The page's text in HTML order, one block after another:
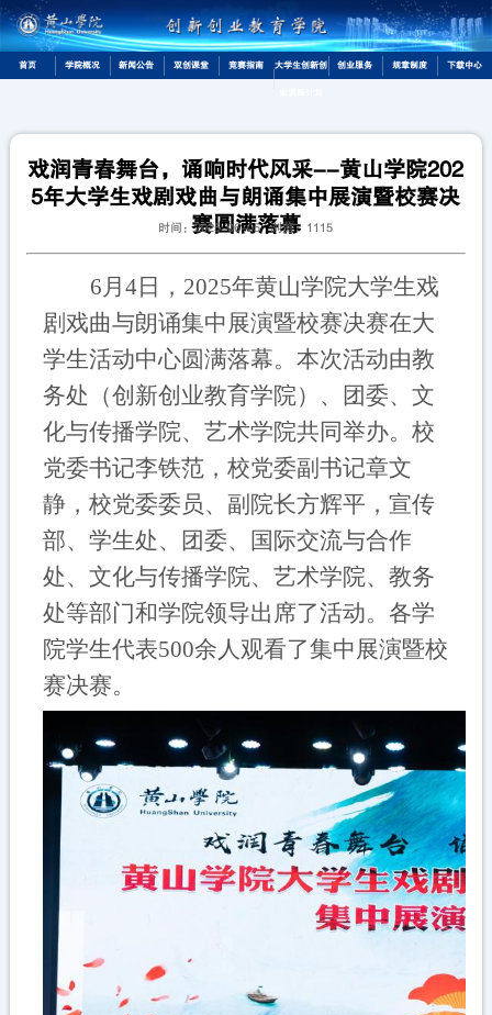
首页 学院概况 新闻公告 双创课堂 竞赛指南 大学生创新创 创业服务 规章制度 下载中心
戏润青春舞台，诵响时代风采--黄山学院202
5年大学生戏剧戏曲与朗诵集中展演暨校赛决
赛圆满落幕
时间：2025-06-05 浏览： 1115
6月4日，2025年黄山学院大学生戏
剧戏曲与朗诵集中展演暨校赛决赛在大
学生活动中心圆满落幕。本次活动由教
务处（创新创业教育学院）、团委、文
化与传播学院、艺术学院共同举办。校
党委书记李铁范，校党委副书记章文
静，校党委委员、副院长方辉平，宣传
部、学生处、团委、国际交流与合作
处、文化与传播学院、艺术学院、教务
处等部门和学院领导出席了活动。各学
院学生代表500余人观看了集中展演暨校
赛决赛。